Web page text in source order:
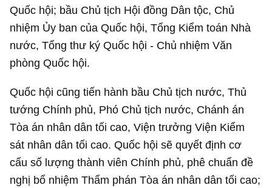
Quốc hội; bầu Chủ tịch Hội đồng Dân tộc, Chủ
nhiệm Ủy ban của Quốc hội, Tổng Kiểm toán Nhà
nước, Tổng thư ký Quốc hội - Chủ nhiệm Văn
phòng Quốc hội.
Quốc hội cũng tiến hành bầu Chủ tịch nước, Thủ
tướng Chính phủ, Phó Chủ tịch nước, Chánh án
Tòa án nhân dân tối cao, Viện trưởng Viện Kiểm
sát nhân dân tối cao. Quốc hội sẽ quyết định cơ
cấu số lượng thành viên Chính phủ, phê chuẩn đề
nghị bổ nhiệm Thẩm phán Tòa án nhân dân tối cao;